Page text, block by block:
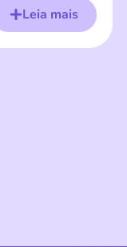
Leia mais